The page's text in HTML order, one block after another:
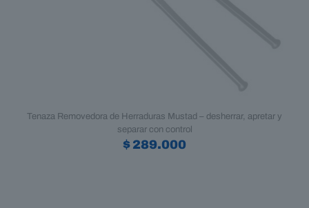
Tenaza Removedora de Herraduras Mustad – desherrar, apretar y
separar con control
$ 289.000